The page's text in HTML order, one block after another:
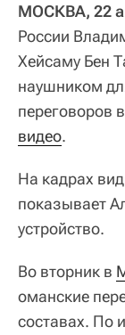
МОСКВА, 22
России
Хейсаму Бен
наушником
переговоров
видео.
На кадрах
показывает
устройство.
Во вторник в
оманские
составах. По